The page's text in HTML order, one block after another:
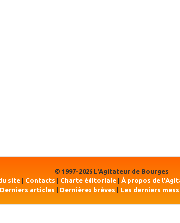
© 1997-2026 L'Agitateur de Bourges
site Contacts Charte éditoriale À propos de
Derniers articles | Dernières brèves | Les derniers